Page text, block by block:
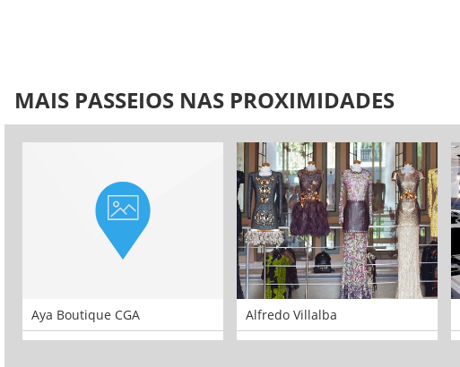
MAIS PASSEIOS NAS PROXIMIDADES
Aya Boutique CGA Alfredo Villalba